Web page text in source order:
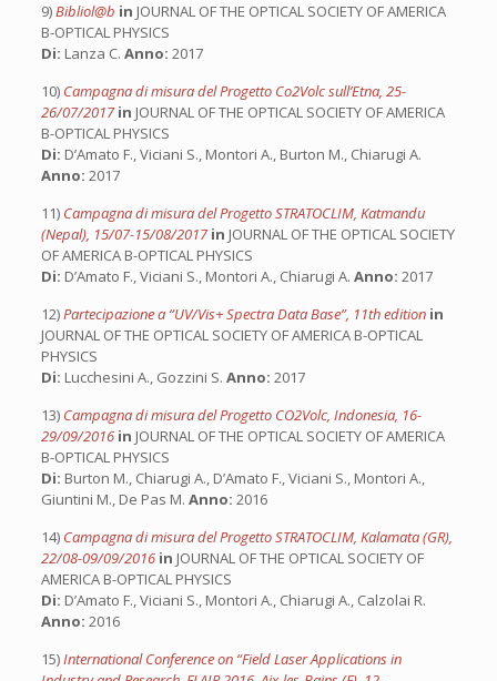
9)Bibliol@b in JOURNAL OF THE OPTICAL SOCIETY OF AMERICA
B-OPTICAL PHYSICS
Di: Lanza C. Anno: 2017
10) Campagna di misura del Progetto Co2Volc sull’Etna, 25-
26/07/2017in JOURNAL OF THE OPTICAL SOCIETY OF AMERICA
B-OPTICAL PHYSICS
Di: D’Amato F., Viciani S., Montori A., Burton M., Chiarugi A.
Anno: 2017
11) Campagna di misura del Progetto STRATOCLIM, Katmandu
(Nepal), 15/07-15/08/2017in JOURNAL OF THE OPTICAL SOCIETY
OF AMERICA B-OPTICAL PHYSICS
Di: D’Amato F., Viciani S., Montori A., Chiarugi A. Anno: 2017
12)Partecipazione a “UV/Vis+ Spectra Data Base”, 11th edition in
JOURNAL OF THE OPTICAL SOCIETY OF AMERICA B-OPTICAL
PHYSICS
Di: Lucchesini A., Gozzini S. Anno: 2017
13) Campagna di misura del Progetto CO2Volc, Indonesia, 16-
29/09/2016 in JOURNAL OF THE OPTICAL SOCIETY OF AMERICA
B-OPTICAL PHYSICS
Di: Burton M., Chiarugi A., D’Amato F., Viciani S., Montori A.,
Giuntini M., De Pas M. Anno: 2016
14) Campagna di misura del Progetto STRATOCLIM, Kalamata (GR),
22/08-09/09/2016 in JOURNAL OF THE OPTICAL SOCIETY OF
AMERICA B-OPTICAL PHYSICS
Di: D’Amato F., Viciani S., Montori A., Chiarugi A., Calzolai R.
Anno: 2016
15)International Conference on “Field Laser Applications in